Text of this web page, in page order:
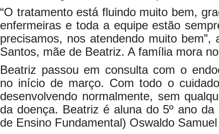
“O tratamento está fluindo muito bem,
enfermeiras e toda a equipe estão
precisamos, nos atendendo muito bem”,
Santos, mãe de Beatriz. A família mora
Beatriz passou em consulta com o
no início de março. Com todo o
desenvolvendo normalmente, sem
da doença. Beatriz é aluna do 5º ano
de Ensino Fundamental) Oswaldo